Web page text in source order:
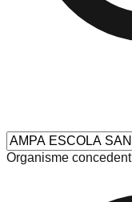
Organisme concedent